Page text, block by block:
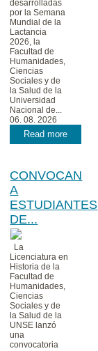
desarrolladas
por la Semana
Mundial de la
Lactancia
2026, la
Facultad de
Humanidades,
Ciencias
Sociales y de
la Salud de la
Universidad
Nacional de...
06. 08. 2026
Read more
CONVOCAN
A
ESTUDIANTES
DE...
La
Licenciatura en
Historia de la
Facultad de
Humanidades,
Ciencias
Sociales y de
la Salud de la
UNSE lanzó
una
convocatoria